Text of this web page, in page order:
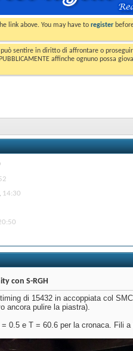
link above. You may have to register
sentire in diritto di affrontare o
affinche ognuno possa
14:30
09:33
con S-RGH
di 15432 in accoppiata col
ancora pulire la piastra).
0.5 e T = 60.6 per la cronaca. Fili